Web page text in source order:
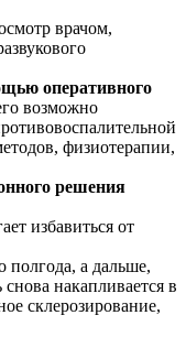
врачом,
оперативного
возможно
физиотерапии,
решения
избавиться от
полгода, а дальше,
накапливается в
склерозирование,